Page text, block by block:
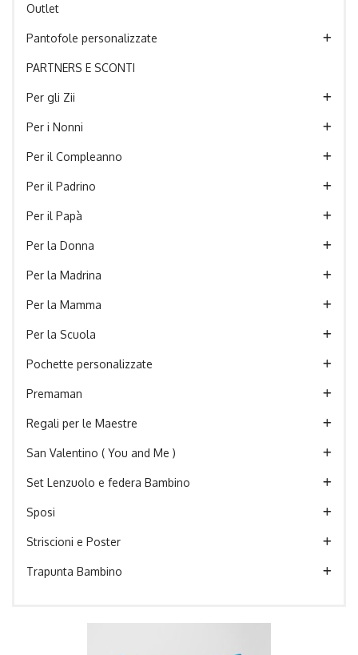
Outlet
Pantofole personalizzate
PARTNERS E SCONTI
Per gli Zii
Per i Nonni
Per il Compleanno
Per il Padrino
Per il Papà
Per la Donna
Per la Madrina
Per la Mamma
Per la Scuola
Pochette personalizzate
Premaman
Regali per le Maestre
San Valentino ( You and Me )
Set Lenzuolo e federa Bambino
Sposi
Striscioni e Poster
Trapunta Bambino